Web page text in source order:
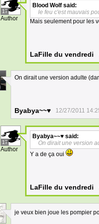
17
Author
Blood Wolf said:
le feu c'est mauvais
Mais seulement pour les
LaFille du vendredi
On dirait une version adulte
Byabya~~♥ 12/27/2011
17
Author
Byabya~~♥ said:
On dirait une version
Y a de ça oui
LaFille du vendredi
je veux bien joue les pompier